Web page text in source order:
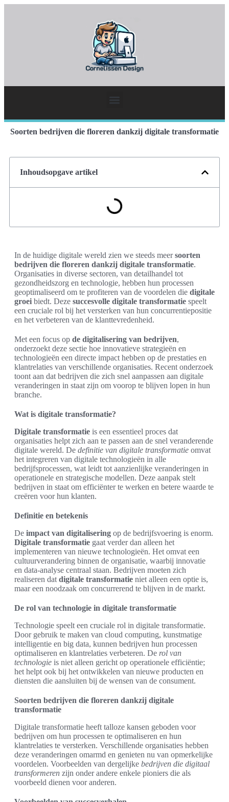
Soorten bedrijven die floreren dankzij digitale transformatie
Inhoudsopgave artikel
In de huidige digitale wereld zien we steeds meersoorten
bedrijven die floreren dankzij digitale transformatie.
Organisaties in diverse sectoren, van detailhandel tot
gezondheidszorg en technologie, hebben hun processen
geoptimaliseerd om te profiteren van de voordelen die digitale
groei biedt. Deze succesvolle digitale transformatie speelt
een cruciale rol bij het versterken van hun concurrentiepositie
en het verbeteren van de klanttevredenheid.
Met een focus op de digitalisering van bedrijven,
onderzoekt deze sectie hoe innovatieve strategieën en
technologieën een directe impact hebben op de prestaties en
klantrelaties van verschillende organisaties. Recent onderzoek
toont aan dat bedrijven die zich snel aanpassen aan digitale
veranderingen in staat zijn om voorop te blijven lopen in hun
branche.
Wat is digitale transformatie?
Digitale transformatie is een essentieel proces dat
organisaties helpt zich aan te passen aan de snel veranderende
digitale wereld. De definitie van digitale transformatie omvat
het integreren van digitale technologieën in alle
bedrijfsprocessen, wat leidt tot aanzienlijke veranderingen in
operationele en strategische modellen. Deze aanpak stelt
bedrijven in staat om efficiënter te werken en betere waarde te
creëren voor hun klanten.
Definitie en betekenis
De impact van digitalisering op de bedrijfsvoering is enorm.
Digitale transformatie gaat verder dan alleen het
implementeren van nieuwe technologieën. Het omvat een
cultuurverandering binnen de organisatie, waarbij innovatie
en data-analyse centraal staan. Bedrijven moeten zich
realiseren dat digitale transformatie niet alleen een optie is,
maar een noodzaak om concurrerend te blijven in de markt.
De rol van technologie in digitale transformatie
Technologie speelt een cruciale rol in digitale transformatie.
Door gebruik te maken van cloud computing, kunstmatige
intelligentie en big data, kunnen bedrijven hun processen
optimaliseren en klantrelaties verbeteren. De rol van
technologie is niet alleen gericht op operationele efficiëntie;
het helpt ook bij het ontwikkelen van nieuwe producten en
diensten die aansluiten bij de wensen van de consument.
Soorten bedrijven die floreren dankzij digitale
transformatie
Digitale transformatie heeft talloze kansen geboden voor
bedrijven om hun processen te optimaliseren en hun
klantrelaties te versterken. Verschillende organisaties hebben
deze veranderingen omarmd en genieten nu van opmerkelijke
voordelen. Voorbeelden van dergelijke bedrijven die digitaal
transformeren zijn onder andere enkele pioniers die als
voorbeeld dienen voor anderen.